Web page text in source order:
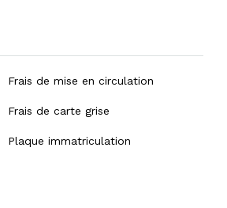
Frais de mise en circulation
Frais de carte grise
Plaque immatriculation